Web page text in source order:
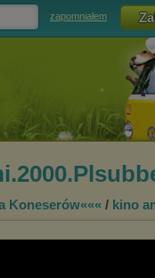
zapomniałem
Koneserów««« / kino